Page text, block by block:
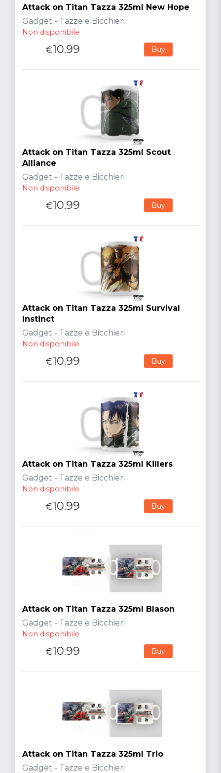
Attack on Titan Tazza 325ml New Hope
Gadget - Tazze e Bicchieri
Non disponibile
€10.99 Buy
Attack on Titan Tazza 325ml Scout
Alliance
Gadget - Tazze e Bicchieri
Non disponibile
€10.99 Buy
Attack on Titan Tazza 325ml Survival
Instinct
Gadget - Tazze e Bicchieri
Non disponibile
€10.99 Buy
Attack on Titan Tazza 325ml Killers
Gadget - Tazze e Bicchieri
Non disponibile
€10.99 Buy
Attack on Titan Tazza 325ml Blason
Gadget - Tazze e Bicchieri
Non disponibile
€10.99 Buy
Attack on Titan Tazza 325ml Trio
Gadget - Tazze e Bicchieri